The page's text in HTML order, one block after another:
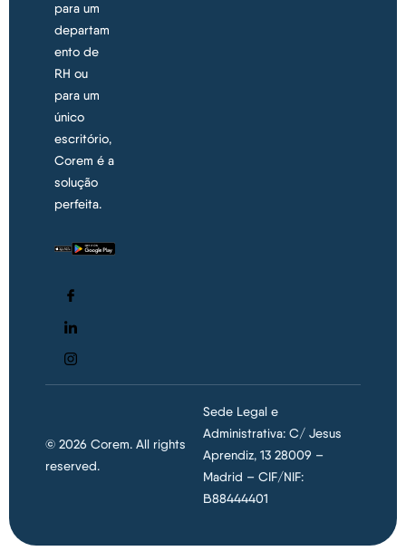
para um
departam
ento de
RH ou
para um
único
escritório,
Corem é a
solução
perfeita.
© 2026 Corem. All rights
reserved.
Sede Legal e
Administrativa: C/ Jesus
Aprendiz, 13 28009 –
Madrid – CIF/NIF:
B88444401